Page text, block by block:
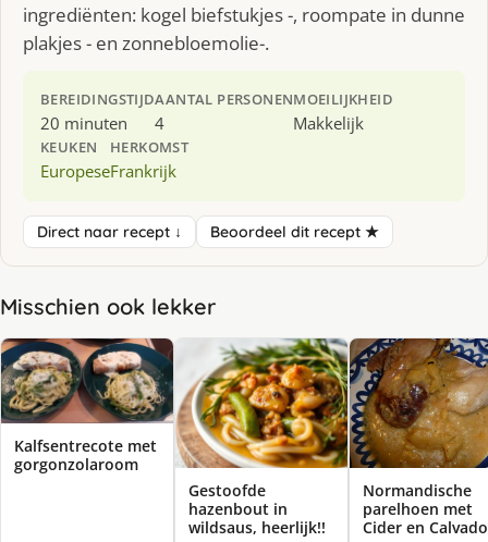
ingrediënten: kogel biefstukjes -, roompate in dunne
plakjes - en zonnebloemolie-.
BEREIDINGSTIJD
20 minuten
AANTAL PERSONEN
4
MOEILIJKHEID
Makkelijk
KEUKEN
Europese
HERKOMST
Frankrijk
Direct naar recept ↓ Beoordeel dit recept ★
Misschien ook lekker
Kalfsentrecote met
gorgonzolaroom
Gestoofde
hazenbout in
wildsaus, heerlijk!!
Normandische
parelhoen met
Cider en